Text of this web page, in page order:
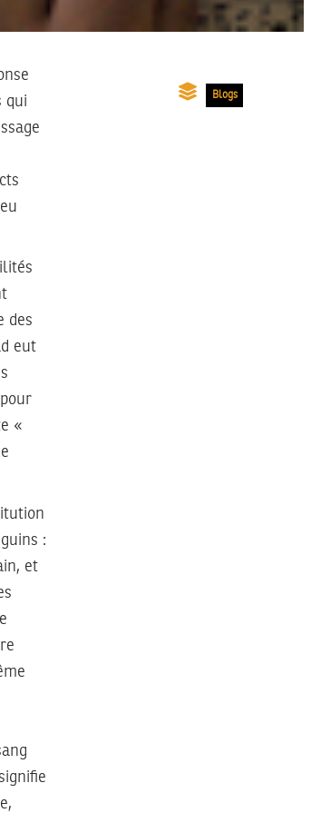
Blogs
qui
des
eut
«
:
et